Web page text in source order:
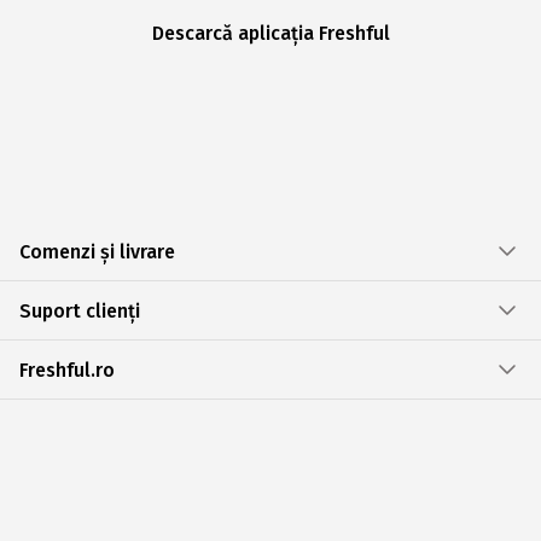
Descarcă aplicația Freshful
Comenzi și livrare
Suport clienți
Freshful.ro